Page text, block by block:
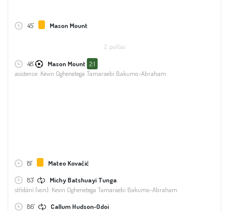
45' Mason Mount
2. polčas
48' Mason Mount 2:1
asistence: Kevin Oghenetega Tamaraebi Bakumo-Abraham
81' Mateo Kovačić
83'
Michy Batshuayi Tunga
střídání (von): Kevin Oghenetega Tamaraebi Bakumo-Abraham
86'
Callum Hudson-Odoi